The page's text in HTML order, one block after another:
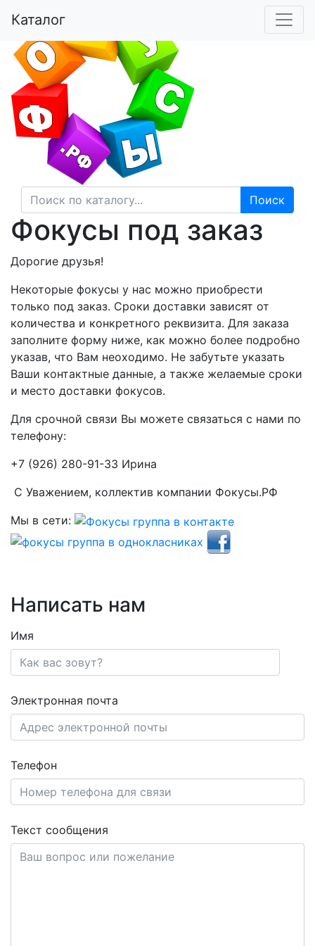
Каталог
Кнопку нажал - фокус получил!
Поиск
Фокусы под заказ
Дорогие друзья!
Некоторые фокусы у нас можно приобрести
только под заказ. Сроки доставки зависят от
количества и конкретного реквизита. Для заказа
заполните форму ниже, как можно более подробно
указав, что Вам неоходимо. Не забутьте указать
Ваши контактные данные, а также желаемые сроки
и место доставки фокусов.
Для срочной связи Вы можете связаться с нами по
телефону:
+7 (926) 280-91-33 Ирина
С Уважением, коллектив компании Фокусы.РФ
Мы в сети:
Написать нам
Имя
Электронная почта
Телефон
Текст сообщения